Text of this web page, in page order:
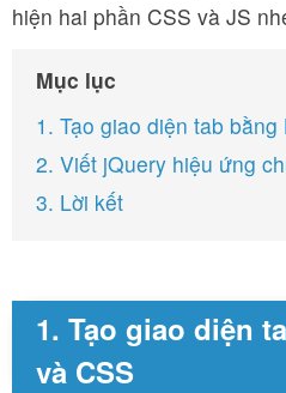
hiện hai phần CSS và JS
Mục lục
1. Tạo giao diện tab
2. Viết jQuery hiệu ứng
3. Lời kết
1. Tạo giao diện
và CSS